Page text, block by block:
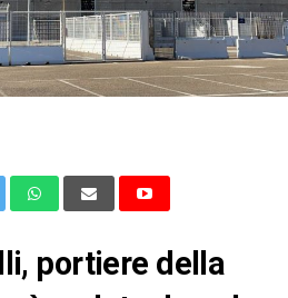
portiere della